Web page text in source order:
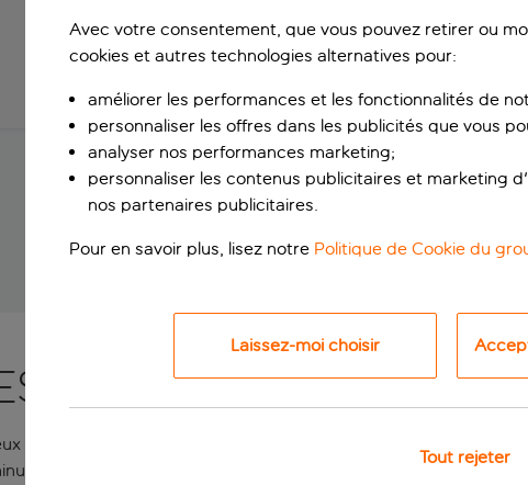
élégantes en ville
sont situés au cœur de Barcelone, à quelques pas de l’une
à pied, vous trouverez des chefs-d’œuvre architecturaux
Avec votre consentement, que vous pouvez retirer ou
cookies et autres technologies alternatives pour:
améliorer les performances et les fonctionnalités de
personnaliser les offres dans les publicités que vous
analyser nos performances marketing;
personnaliser les contenus publicitaires et marketing
nos partenaires publicitaires.
Pour en savoir plus, lisez notre Politique de Cookie du
Laissez-moi choisir
Tout rejeter